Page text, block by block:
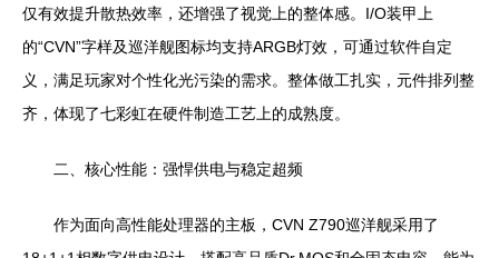
仅有效提升散热效率，还增强了视觉上的整体感。I/O装甲上
的“CVN”字样及巡洋舰图标均支持ARGB灯效，可通过软件自定
义，满足玩家对个性化光污染的需求。整体做工扎实，元件排列整
齐，体现了七彩虹在硬件制造工艺上的成熟度。
二、核心性能：强悍供电与稳定超频
作为面向高性能处理器的主板，CVN Z790巡洋舰采用了